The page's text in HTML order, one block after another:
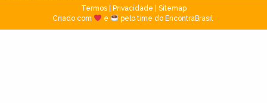
Termos| Privacidade
Sitemap
Criado com
e pelo time do EncontraBrasil